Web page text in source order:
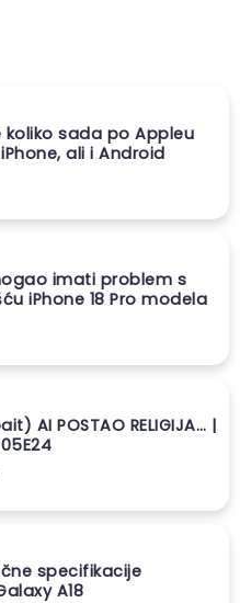
koliko sada po Appleu
ali i Android
imati problem s
iPhone 18 Pro modela
AI POSTAO RELIGIJA… |
specifikacije
A18